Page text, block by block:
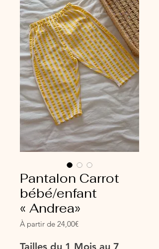
Pantalon Carrot
bébé/enfant
« Andrea»
À partir de 24,00€Prix
Tailles du 1 Mois au 7